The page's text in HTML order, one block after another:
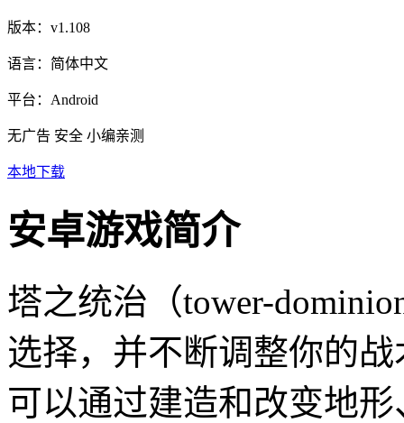
版本： v1.108
语言： 简体中文
平台： Android
无广告 安全 小编亲测
本地下载
安卓游戏简介
塔之统治（tower-
选择，并不断调整你的
可以通过建造和改变地